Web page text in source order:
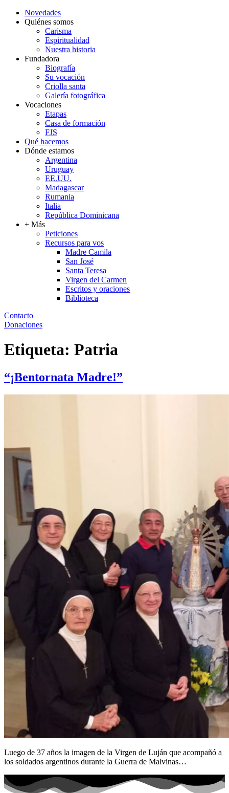
Novedades
Quiénes somos
Carisma
Espiritualidad
Nuestra historia
Fundadora
Biografía
Su vocación
Criolla santa
Galería fotográfica
Vocaciones
Etapas
Casa de formación
FJS
Qué hacemos
Dónde estamos
Argentina
Uruguay
EE.UU.
Madagascar
Rumania
Italia
República Dominicana
+ Más
Peticiones
Recursos para vos
Madre Camila
San José
Santa Teresa
Virgen del Carmen
Escritos y oraciones
Biblioteca
Contacto
Donaciones
Etiqueta: Patria
“¡Bentornata Madre!”
Luego de 37 años la imagen de la Virgen de Luján que acompañó a
los soldados argentinos durante la Guerra de Malvinas…